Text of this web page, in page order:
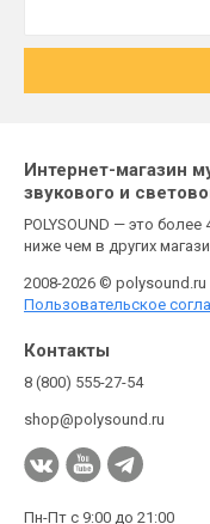
Интернет-магазин
звукового и
POLYSOUND — это
ниже чем в других
2008-2026 © polysound.ru
Пользовательское
Контакты
8 (800) 555-27-54
shop@polysound.ru
Пн-Пт с 9:00 до 21:00